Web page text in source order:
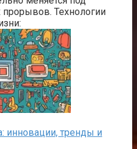
прорывов. Технологии
инновации, тренды и